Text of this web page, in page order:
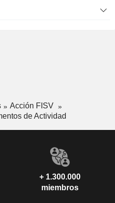
Acción FISV
de Actividad
+ 1.300.000
miembros